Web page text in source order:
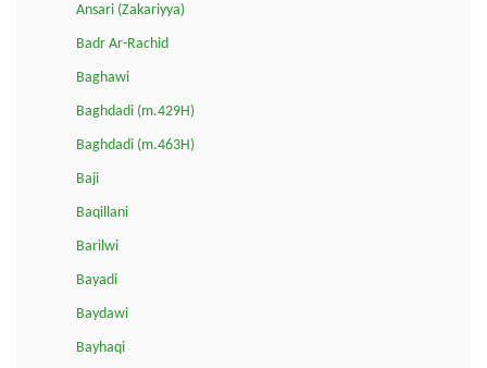
Ansari (Zakariyya)
Badr Ar-Rachid
Baghawi
Baghdadi (m.429H)
Baghdadi (m.463H)
Baji
Baqillani
Barilwi
Bayadi
Baydawi
Bayhaqi